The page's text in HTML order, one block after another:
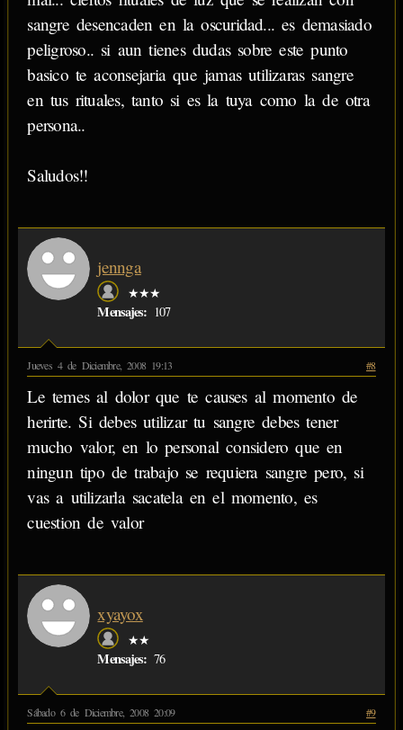
sangre desencaden en la oscuridad... es demasiado
peligroso.. si aun tienes dudas sobre este punto
basico te aconsejaria que jamas utilizaras sangre
en tus rituales, tanto si es la tuya como la de otra
persona..
Saludos!!
jennga
★★★
Mensajes: 107
Jueves 4 de Diciembre, 2008 19:13 #8
Le temes al dolor que te causes al momento de
herirte. Si debes utilizar tu sangre debes tener
mucho valor, en lo personal considero que en
ningun tipo de trabajo se requiera sangre pero, si
vas a utilizarla sacatela en el momento, es
cuestion de valor
xyayox
★★
Mensajes: 76
Sábado 6 de Diciembre, 2008 20:09 #9